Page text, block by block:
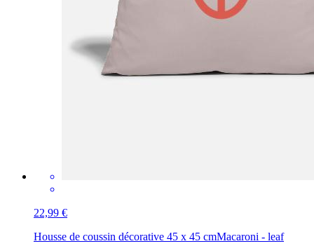
22,99 €
Housse de coussin décorative 45 x 45 cmMacaroni - leaf